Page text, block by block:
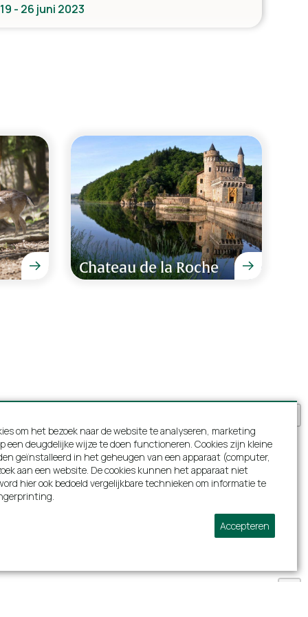
- 26 juni 2023
komen zeker eens terug, alleen al voor het
met ons gezinnetje, zwembad is
2022
midweekje geboekt op advies van Rene van Villa
Fijne plek met een mooi zwembad.
- 1 april 2022
gehad!"
Chateau de la Roche
om het bezoek naar de website te analyseren, marketing
een deugdelijke wijze te doen functioneren. Cookies zijn kleine
geïnstalleerd in het geheugen van een apparaat (computer,
aan een website. De cookies kunnen het apparaat niet
hier ook bedoeld vergelijkbare technieken om informatie te
Accepteren